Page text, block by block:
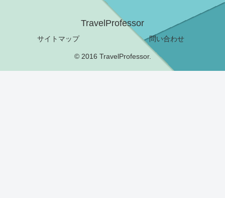
TravelProfessor
サイトマップ 問い合わせ
© 2016 TravelProfessor.